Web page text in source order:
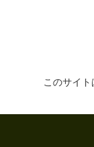
このサイ